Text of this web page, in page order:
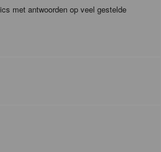
met antwoorden op veel gestelde